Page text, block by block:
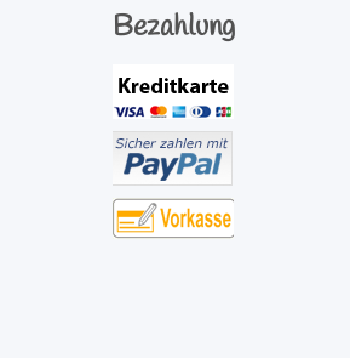
Bezahlung